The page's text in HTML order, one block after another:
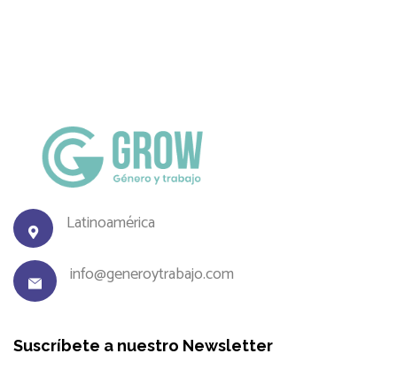
Latinoamérica
info@generoytrabajo.com
Suscríbete a nuestro Newsletter